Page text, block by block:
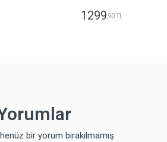
1299,90 TL
bir yorum bırakılmamış.